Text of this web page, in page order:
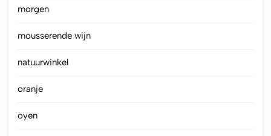
morgen
mousserende wijn
natuurwinkel
oranje
oyen